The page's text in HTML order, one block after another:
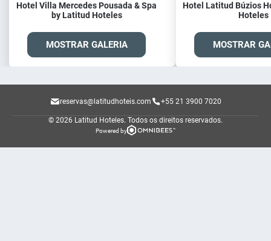
Hotel Villa Mercedes Pousada & Spa
by Latitud Hoteles
MOSTRAR GALERIA
Hotel Latitud Búzios
Hoteles
MOSTRAR
reservas@latitudhoteis.com +55 21 3900 7020
© 2026 Latitud Hoteles. Todos os direitos reservados.
Powered by